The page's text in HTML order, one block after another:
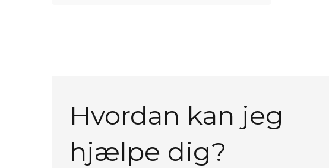
Hvordan kan jeg
hjælpe dig?